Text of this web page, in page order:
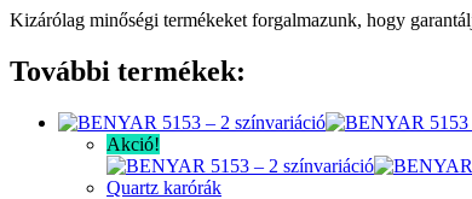
Kizárólag minőségi termékeket forgalmazunk, hogy
További termékek:
Akció!
Quartz karórák